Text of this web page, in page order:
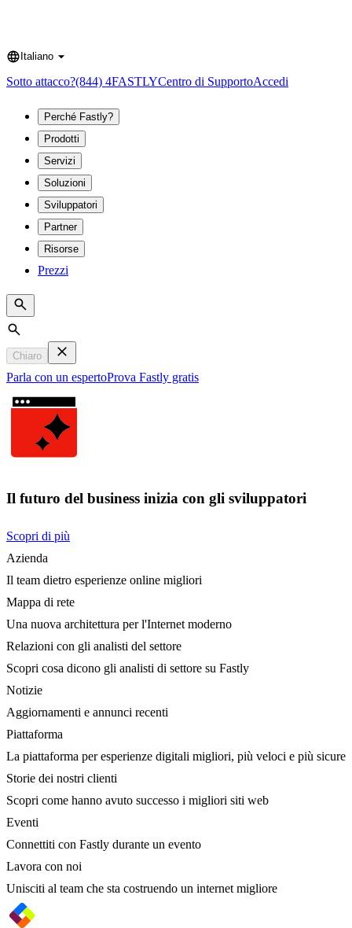
Language
Italiano
Sotto attacco?(844) 4FASTLYCentro di SupportoAccedi
Perché Fastly?
Prodotti
Servizi
Soluzioni
Sviluppatori
Partner
Risorse
Prezzi
Search
Chiaro
Parla con un espertoProva Fastly gratis
Il futuro del business inizia con gli sviluppatori
Scopri di più
Azienda
Il team dietro esperienze online migliori
Mappa di rete
Una nuova architettura per l'Internet moderno
Relazioni con gli analisti del settore
Scopri cosa dicono gli analisti di settore su Fastly
Notizie
Aggiornamenti e annunci recenti
Piattaforma
La piattaforma per esperienze digitali migliori, più veloci e più sicure
Storie dei nostri clienti
Scopri come hanno avuto successo i migliori siti web
Eventi
Connettiti con Fastly durante un evento
Lavora con noi
Unisciti al team che sta costruendo un internet migliore